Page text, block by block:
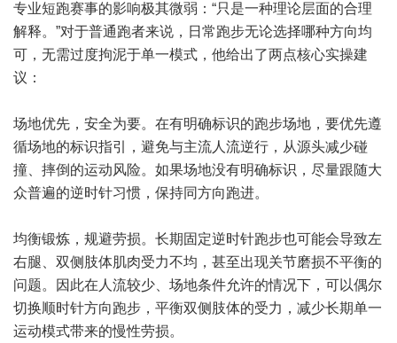
专业短跑赛事的影响极其微弱：“只是一种理论层面的合理
解释。”对于普通跑者来说，日常跑步无论选择哪种方向均
可，无需过度拘泥于单一模式，他给出了两点核心实操建
议：
场地优先，安全为要。在有明确标识的跑步场地，要优先遵
循场地的标识指引，避免与主流人流逆行，从源头减少碰
撞、摔倒的运动风险。如果场地没有明确标识，尽量跟随大
众普遍的逆时针习惯，保持同方向跑进。
均衡锻炼，规避劳损。长期固定逆时针跑步也可能会导致左
右腿、双侧肢体肌肉受力不均，甚至出现关节磨损不平衡的
问题。因此在人流较少、场地条件允许的情况下，可以偶尔
切换顺时针方向跑步，平衡双侧肢体的受力，减少长期单一
运动模式带来的慢性劳损。